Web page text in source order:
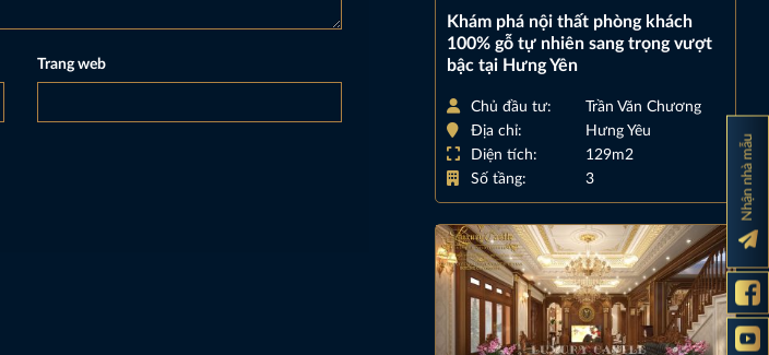
Trang web
Khám phá nội thất phòng khách
100% gỗ tự nhiên sang trọng vượt
bậc tại Hưng Yên
Chủ đầu tư:
Trần Văn Chương
Địa chỉ:
Hưng Yêu
Diện tích:
129m2
Số tầng:
3 Nhận nhà mẫu